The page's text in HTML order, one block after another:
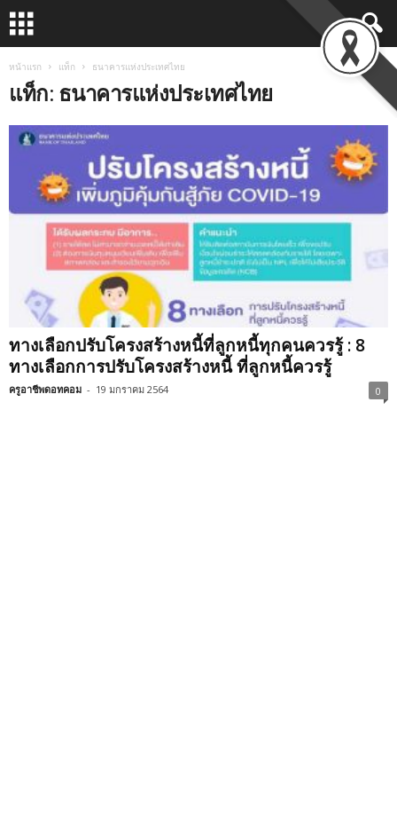
หน้าแรก แท็ก ธนาคารแห่งประเทศไทย
แท็ก: ธนาคารแห่งประเทศไทย
ทางเลือกปรับโครงสร้างหนี้ที่ลูกหนี้ทุกคนควรรู้ : 8
ทางเลือกการปรับโครงสร้างหนี้ ที่ลูกหนี้ควรรู้
ครูอาชีพดอทคอม - 19 มกราคม 2564 0